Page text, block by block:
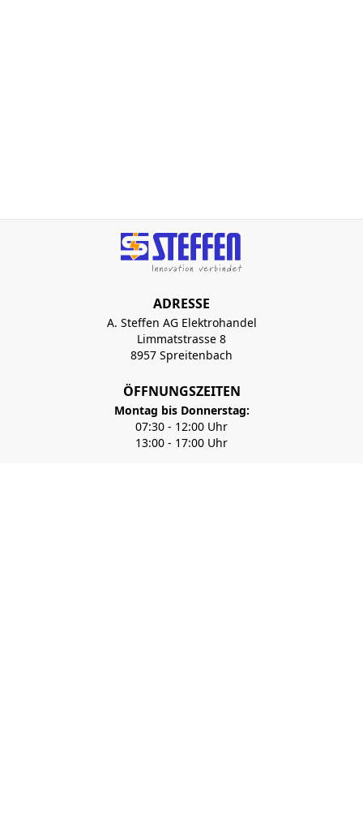
ADRESSE
A. Steffen AG Elektrohandel
Limmatstrasse 8
8957 Spreitenbach
ÖFFNUNGSZEITEN
Montag bis Donnerstag:
07:30 - 12:00 Uhr
13:00 - 17:00 Uhr